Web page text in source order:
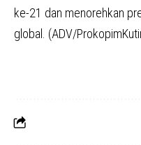
ke-21 dan menorehkan
global. (ADV/